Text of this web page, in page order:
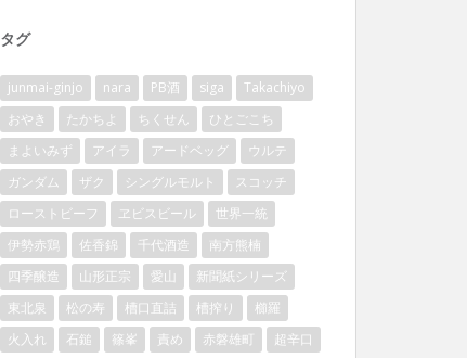
タグ
junmai-ginjo nara PB酒 siga
Takachiyo
おやき
たかちよ ちくせん
ひとごこち
まよいみず
アイラ アードベッグ
ウルテ
ガンダム
ザク シングルモルト
スコッチ
ローストビーフ
ヱビスビール
世界一統
伊勢赤鶏
佐香錦 千代酒造
南方熊楠
四季醸造
山形正宗 愛山
新聞紙シリーズ
東北泉
松の寿 槽口直詰 槽搾り
櫛羅
火入れ
石鎚 篠峯 責め 赤磐雄町
超辛口